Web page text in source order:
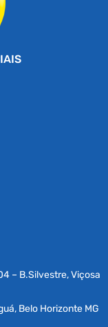
– B.Silvestre, Viçosa
Belo Horizonte MG